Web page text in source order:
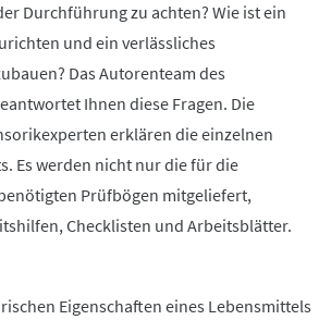
Durchführung zu achten? Wie ist ein
und ein verlässliches
Das Autorenteam des
Ihnen diese Fragen. Die
erklären die einzelnen
Es werden nicht nur die für die
Prüfbögen mitgeliefert,
Checklisten und Arbeitsblätter.
Eigenschaften eines Lebensmittels